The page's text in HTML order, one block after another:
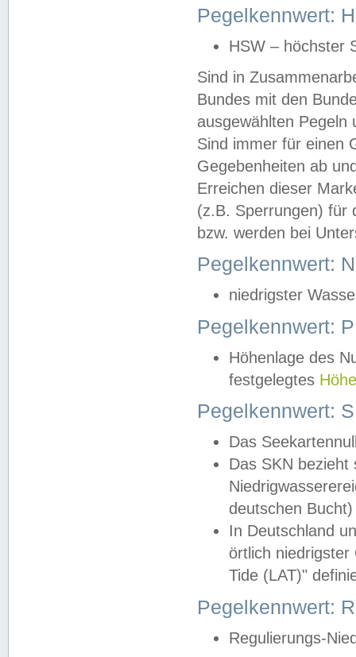
Pegelkennwert:
HSW – höchster
Sind in
Bundes mit den
ausgewählten
Sind immer für einen
Gegebenheiten ab
Erreichen dieser
(z.B. Sperrungen) für
bzw. werden bei
Pegelkennwert:
niedrigster
Pegelkennwert:
Höhenlage des
festgelegtes
Pegelkennwert:
Das
Das SKN
deutschen
In Deutschland
örtlich
Tide (LAT)"
Pegelkennwert:
Regulierungs-